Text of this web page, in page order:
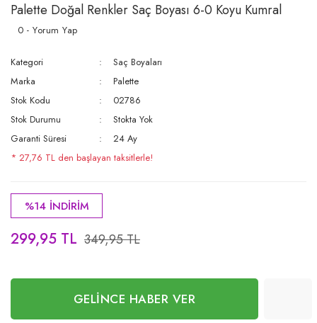
Palette Doğal Renkler Saç Boyası 6-0 Koyu Kumral
0 - Yorum Yap
Kategori
Saç Boyaları
Marka
Palette
Stok Kodu
02786
Stok Durumu
Stokta Yok
Garanti Süresi
24 Ay
* 27,76 TL den başlayan taksitlerle!
%14 İNDİRİM
299,95 TL 349,95 TL
GELİNCE HABER VER